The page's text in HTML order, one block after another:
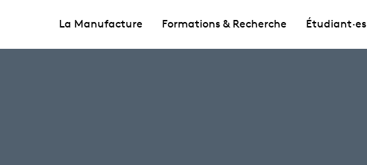
La Manufacture Formations & Recherche Étudiant·es